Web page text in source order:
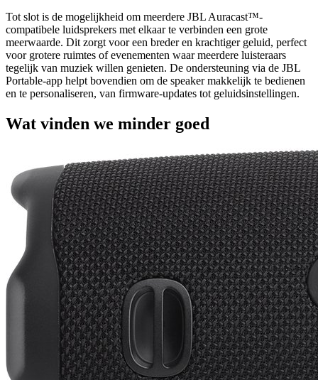
Tot slot is de mogelijkheid om meerdere JBL Auracast™-
compatibele luidsprekers met elkaar te verbinden een grote
meerwaarde. Dit zorgt voor een breder en krachtiger geluid, perfect
voor grotere ruimtes of evenementen waar meerdere luisteraars
tegelijk van muziek willen genieten. De ondersteuning via de JBL
Portable-app helpt bovendien om de speaker makkelijk te bedienen
en te personaliseren, van firmware-updates tot geluidsinstellingen.
Wat vinden we minder goed